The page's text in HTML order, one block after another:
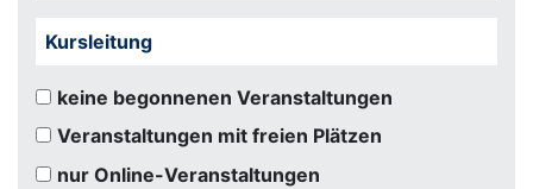
Kursleitung
keine begonnenen Veranstaltungen
Veranstaltungen mit freien Plätzen
nur Online-Veranstaltungen